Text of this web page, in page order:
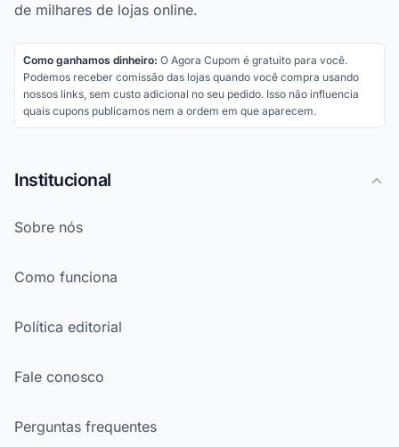
de milhares de lojas online.
Como ganhamos dinheiro: O Agora Cupom é gratuito para você.
Podemos receber comissão das lojas quando você compra usando
nossos links, sem custo adicional no seu pedido. Isso não influencia
quais cupons publicamos nem a ordem em que aparecem.
Institucional
Sobre nós
Como funciona
Política editorial
Fale conosco
Perguntas frequentes